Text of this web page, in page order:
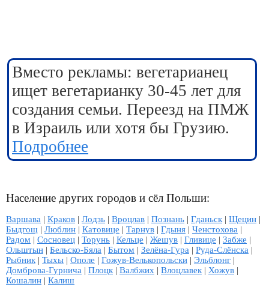
Вместо рекламы: вегетарианец
ищет вегетарианку 30-45 лет для
создания семьи. Переезд на ПМЖ
в Израиль или хотя бы Грузию.
Подробнее
Население других городов и сёл Польши:
Варшава | Краков | Лодзь | Вроцлав | Познань | Гданьск | Щецин |
Быдгощ | Люблин | Катовице | Тарнув | Гдыня | Ченстохова |
Радом | Сосновец | Торунь | Кельце | Жешув | Гливице | Забже |
Ольштын | Бельско-Бяла | Бытом | Зелёна-Гура | Руда-Слёнска |
Рыбник | Тыхы | Ополе | Гожув-Велькопольски | Эльблонг |
Домброва-Гурнича | Плоцк | Валбжих | Влоцлавек | Хожув |
Кошалин | Калиш